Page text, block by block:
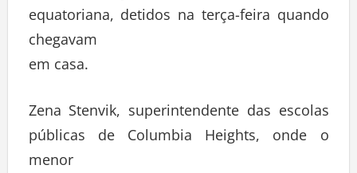
equatoriana, detidos na terça-feira quando
chegavam
em casa.
Zena Stenvik, superintendente das escolas
públicas de Columbia Heights, onde o
menor